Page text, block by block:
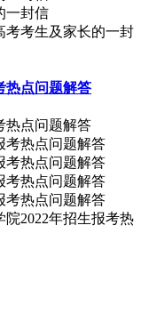
考考生及家长的一封
热点问题解答
热点问题解答
2022年招生报考热